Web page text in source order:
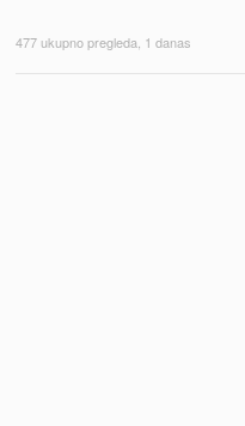
477 ukupno pregleda, 1 danas